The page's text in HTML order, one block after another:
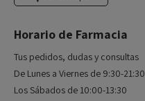
Horario de Farmacia
Tus pedidos, dudas y consultas
De Lunes a Viernes de 9:30-21:30
Los Sábados de 10:00-13:30